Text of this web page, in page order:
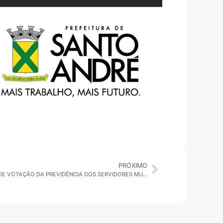
PRÓXIMO
LIMINAR DE VEREADORA DO PT SUSPENDE VOTAÇÃO DA PREVIDÊNCIA DOS SERVIDORES MUNICIPAIS DE SBC